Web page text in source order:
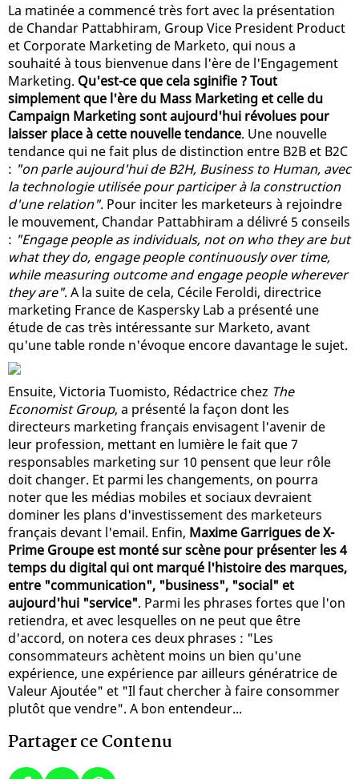
La matinée a commencé très fort avec la présentation
de Chandar Pattabhiram, Group Vice President Product
et Corporate Marketing de Marketo, qui nous a
souhaité à tous bienvenue dans l'ère de l'Engagement
Marketing. Qu'est-ce que cela sginifie ? Tout
simplement que l'ère du Mass Marketing et celle du
Campaign Marketing sont aujourd'hui révolues pour
laisser place à cette nouvelle tendance. Une nouvelle
tendance qui ne fait plus de distinction entre B2B et B2C
: "on parle aujourd'hui de B2H, Business to Human, avec
la technologie utilisée pour participer à la construction
d'une relation". Pour inciter les marketeurs à rejoindre
le mouvement, Chandar Pattabhiram a délivré 5 conseils
: "Engage people as individuals, not on who they are but
what they do, engage people continuously over time,
while measuring outcome and engage people wherever
they are". A la suite de cela, Cécile Feroldi, directrice
marketing France de Kaspersky Lab a présenté une
étude de cas très intéressante sur Marketo, avant
qu'une table ronde n'évoque encore davantage le sujet.
Ensuite, Victoria Tuomisto, Rédactrice chez The
Economist Group, a présenté la façon dont les
directeurs marketing français envisagent l'avenir de
leur profession, mettant en lumière le fait que 7
responsables marketing sur 10 pensent que leur rôle
doit changer. Et parmi les changements, on pourra
noter que les médias mobiles et sociaux devraient
dominer les plans d'investissement des marketeurs
français devant l'email. Enfin, Maxime Garrigues de X-
Prime Groupe est monté sur scène pour présenter les 4
temps du digital qui ont marqué l'histoire des marques,
entre "communication", "business", "social" et
aujourd'hui "service". Parmi les phrases fortes que l'on
retiendra, et avec lesquelles on ne peut que être
d'accord, on notera ces deux phrases : "Les
consommateurs achètent moins un bien qu'une
expérience, une expérience par ailleurs génératrice de
Valeur Ajoutée" et "Il faut chercher à faire consommer
plutôt que vendre". A bon entendeur...
Partager ce Contenu